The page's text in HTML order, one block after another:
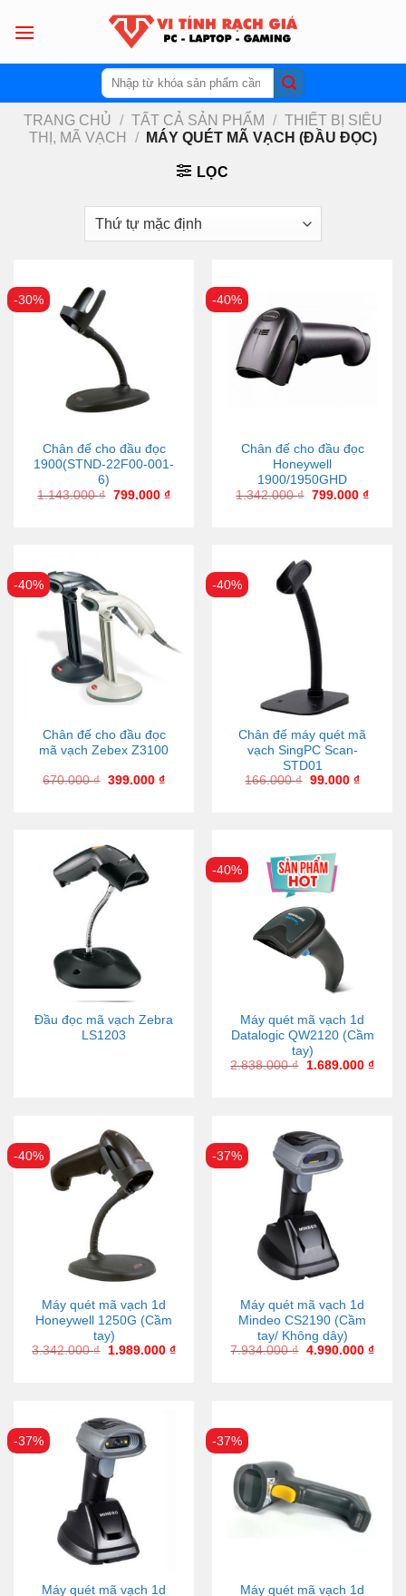
Tìm
kiếm:
TRANG CHỦ / TẤT CẢ SẢN PHẨM / THIẾT BỊ SIÊU
THỊ, MÃ VẠCH
/ MÁY QUÉT MÃ VẠCH (ĐẦU ĐỌC)
LỌC
-30%
Chân đế cho đầu đọc
1900(STND-22F00-001-
6)
1.143.000₫ 799.000 ₫
-40%
Chân đế cho đầu đọc
Honeywell
1900/1950GHD
1.342.000₫ 799.000 ₫
-40%
Chân đế cho đầu đọc
mã vạch Zebex Z3100
670.000₫ 399.000 ₫
-40%
Chân đế máy quét mã
vạch SingPC Scan-
STD01
166.000₫ 99.000 ₫
Đầu đọc mã vạch Zebra
LS1203
-40%
Máy quét mã vạch 1d
Datalogic QW2120 (Cầm
tay)
2.838.000₫ 1.689.000 ₫
-40%
Máy quét mã vạch 1d
Honeywell 1250G (Cầm
tay)
3.342.000₫ 1.989.000 ₫
-37%
Máy quét mã vạch 1d
Mindeo CS2190 (Cầm
tay/ Không dây)
7.934.000₫ 4.990.000 ₫
-37%
Máy quét mã vạch 1d
-37%
Máy quét mã vạch 1d